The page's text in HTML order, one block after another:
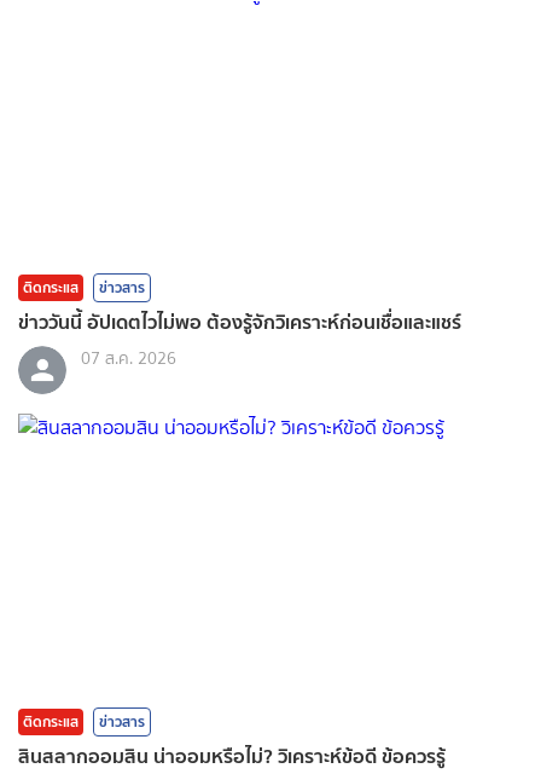
ติดกระแส ข่าวสาร
ข่าววันนี้ อัปเดตไวไม่พอ ต้องรู้จักวิเคราะห์ก่อนเชื่อและแชร์
07 ส.ค. 2026
ติดกระแส ข่าวสาร
สินสลากออมสิน น่าออมหรือไม่? วิเคราะห์ข้อดี ข้อควรรู้